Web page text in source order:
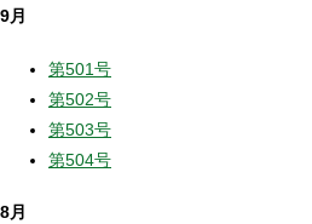
9月
第501号
第502号
第503号
第504号
8月